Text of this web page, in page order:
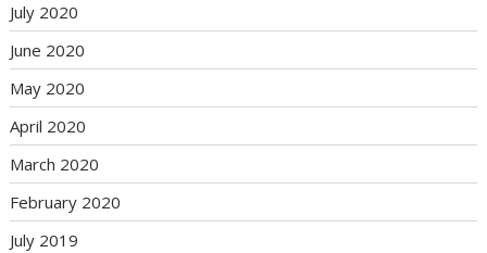
July 2020
June 2020
May 2020
April 2020
March 2020
February 2020
July 2019